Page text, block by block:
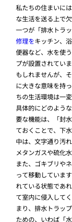
私たちの住まいに
な生活を送る上で
一つが「排水トラ
修理をキッチン、
便器など、水を使
プが設置されてい
もしれませんが、
に大きな意味を持
ちの生活環境は一
具体的にどのよう
要な機能は、「封
ておくことで、下
中は、文字通り汚
メタンガスや硫化
また、ゴキブリや
って移動していま
れている状態であ
て室内に侵入して
まり、排水トラッ
ための、いわば「